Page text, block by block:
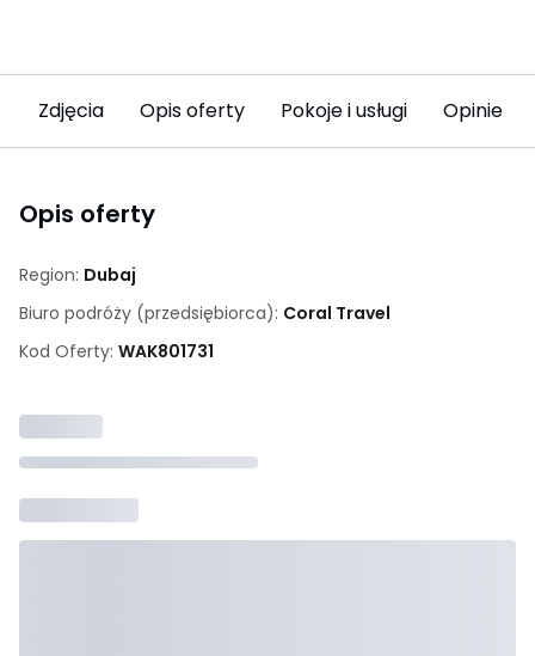
Zdjęcia Opis oferty Pokoje i usługi Opinie (3)
Opis oferty
Region: Dubaj
Biuro podróży (przedsiębiorca): Coral Travel
Kod Oferty: WAK801731